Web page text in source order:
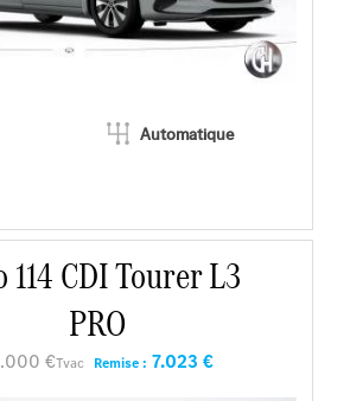
Automatique
plus
CDI Tourer L3
PRO
€Tvac Remise : 7.023 €